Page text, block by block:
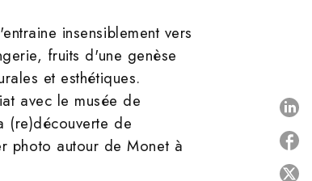
insensiblement vers
fruits d'une genèse
et esthétiques.
avec le musée de
(re)découverte de
photo autour de Monet à